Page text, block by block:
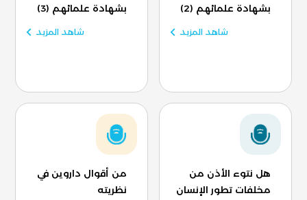
بشهادة علمائهم (2)
شاهد المزيد
بشهادة علمائهم (3)
شاهد المزيد
هل نتوء الأذن من
مخلفات تطور الإنسان
من أقوال داروين في
نظريته